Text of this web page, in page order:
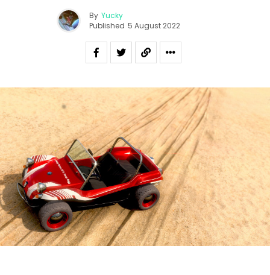
By Yucky
Published 5 August 2022